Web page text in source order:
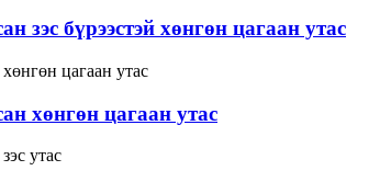
зэс бүрээстэй хөнгөн цагаан утас
хөнгөн цагаан утас